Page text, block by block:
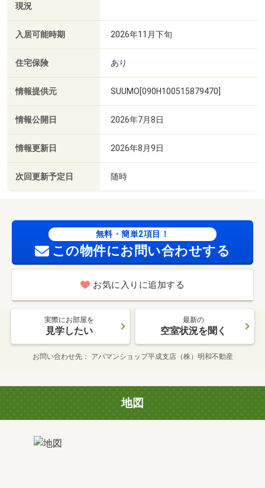
現況
入居可能時期 2026年11月下旬
住宅保険 あり
情報提供元 SUUMO[090H100515879470]
情報公開日 2026年7月8日
情報更新日 2026年8月9日
次回更新予定日 随時
無料・簡単2項目！
この物件にお問い合わせする
お気に入りに追加する
実際にお部屋を
見学したい
最新の
空室状況を聞く
お問い合わせ先 アパマンショップ平成支店（株）明和不動産
地図